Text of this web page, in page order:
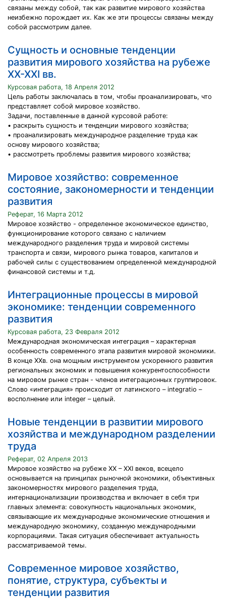
связаны между собой, так как развитие мирового хозяйства
неизбежно порождает их. Как же эти процессы связаны между
собой рассмотрим далее.
Сущность и основные тенденции
развития мирового хозяйства на рубеже
XX-XXI вв.
Курсовая работа, 18 Апреля 2012
Цель работы заключалась в том, чтобы проанализировать, что
представляет собой мировое хозяйство.
Задачи, поставленные в данной курсовой работе:
• раскрыть сущность и тенденции мирового хозяйства;
• проанализировать международное разделение труда как
основу мирового хозяйства;
• рассмотреть проблемы развития мирового хозяйства;
Мировое хозяйство: современное
состояние, закономерности и тенденции
развития
Реферат, 16 Марта 2012
Мировое хозяйство - определенное экономическое единство,
функционирование которого связано с наличием
международного разделения труда и мировой системы
транспорта и связи, мирового рынка товаров, капиталов и
рабочей силы с существованием определенной международной
финансовой системы и т.д.
Интеграционные процессы в мировой
экономике: тенденции современного
развития
Курсовая работа, 23 Февраля 2012
Международная экономическая интеграция – характерная
особенность современного этапа развития мировой экономики.
В конце ХХв. она мощным инструментом ускоренного развития
региональных экономик и повышения конкурентоспособности
на мировом рынке стран - членов интеграционных группировок.
Слово «интеграция» происходит от латинского – integratio –
восполнение или integer – целый.
Новые тенденции в развитии мирового
хозяйства и международном разделении
труда
Реферат, 02 Апреля 2013
Мировое хозяйство на рубеже ХХ – ХХI веков, всецело
основывается на принципах рыночной экономики, объективных
закономерностях мирового разделения труда,
интернационализации производства и включает в себя три
главных элемента: совокупность национальных экономик,
связывающие их международные экономические отношения и
международную экономику, созданную международными
корпорациями. Такая ситуация обеспечивает актуальность
рассматриваемой темы.
Современное мировое хозяйство,
понятие, структура, субъекты и
тенденции развития